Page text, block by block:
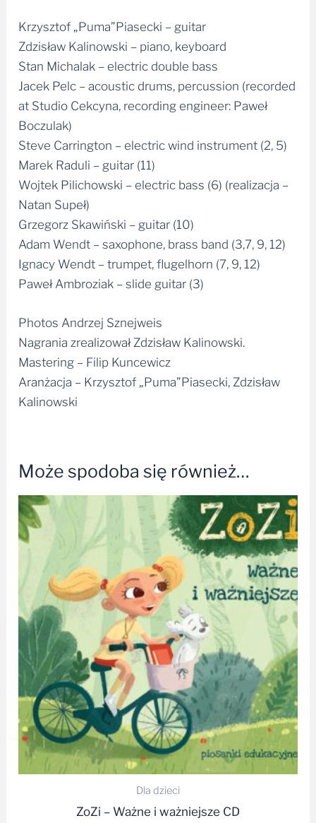
Zdzisław Kalinowski – piano, keyboard
Stan Michalak – electric double bass
Jacek Pelc – acoustic drums, percussion (recorded
at Studio Cekcyna, recording engineer: Paweł
Boczulak)
Steve Carrington – electric wind instrument (2, 5)
Marek Raduli – guitar (11)
Wojtek Pilichowski – electric bass (6) (realizacja –
Natan Supeł)
Grzegorz Skawiński – guitar (10)
Adam Wendt – saxophone, brass band (3,7, 9, 12)
Ignacy Wendt – trumpet, flugelhorn (7, 9, 12)
Paweł Ambroziak – slide guitar (3)
Nagrania zrealizował Zdzisław Kalinowski.
Mastering – Filip Kuncewicz
Aranżacja – Krzysztof „Puma”Piasecki, Zdzisław
Kalinowski
Dla dzieci
ZoZi – Ważne i ważniejsze CD
37,99zł